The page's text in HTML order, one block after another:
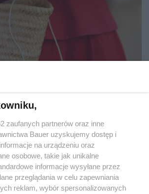
po najmodniejsze dodatki. Oto
zaufanych partnerów oraz inne
Bauer uzyskujemy dostęp i
na urządzeniu oraz
osobowe, takie jak unikalne
informacje wysyłane przez
przeglądania w celu zapewniania
reklam, wybór spersonalizowanych